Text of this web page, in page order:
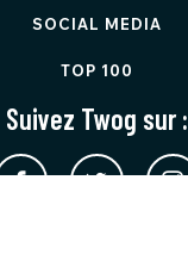
SOCIAL MEDIA
TOP 100
Suivez Twog sur :